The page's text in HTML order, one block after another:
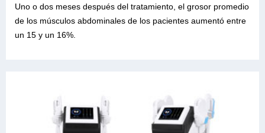
Uno o dos meses después del tratamiento, el grosor promedio
de los músculos abdominales de los pacientes aumentó entre
un 15 y un 16%.